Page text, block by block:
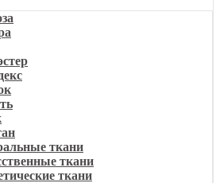
ткани
ткани
ткани